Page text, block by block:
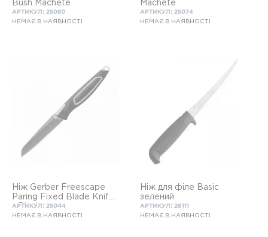
Bush Machete
АРТИКУЛ: 25080
НЕМАЄ В НАЯВНОСТІ
Machete
АРТИКУЛ: 25074
НЕМАЄ В НАЯВНОСТІ
Ніж Gerber Freescape
Paring Fixed Blade Knife
- Black
АРТИКУЛ: 25044
НЕМАЄ В НАЯВНОСТІ
Ніж для філе Basic
зелений
АРТИКУЛ: 26111
НЕМАЄ В НАЯВНОСТІ